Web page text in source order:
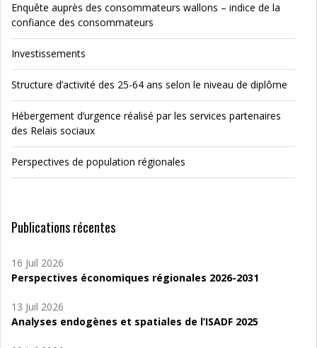
Enquête auprès des consommateurs wallons – indice de la
confiance des consommateurs
Investissements
Structure d’activité des 25-64 ans selon le niveau de diplôme
Hébergement d’urgence réalisé par les services partenaires
des Relais sociaux
Perspectives de population régionales
Publications récentes
16 Juil 2026
Perspectives économiques régionales 2026-2031
13 Juil 2026
Analyses endogènes et spatiales de l’ISADF 2025